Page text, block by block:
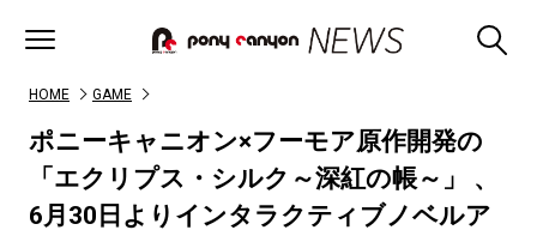
HOME GAME
ポニーキャニオン×フーモア原作開発の
「エクリプス・シルク～深紅の帳～」 、
6月30日よりインタラクティブノベルア